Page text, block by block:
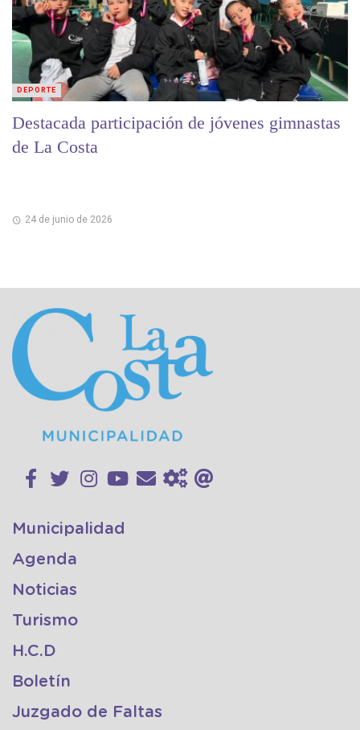
Destacada participación de jóvenes gimnastas
de La Costa
24 de junio de 2026
DEPORTE
Municipalidad
Agenda
Noticias
Turismo
H.C.D
Boletín
Juzgado de Faltas